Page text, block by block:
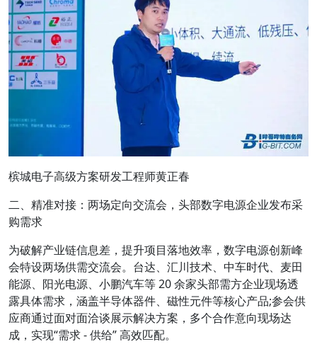
槟城电子高级方案研发工程师黄正春
二、精准对接：两场定向交流会，头部数字电源企业发布采
购需求
为破解产业链信息差，提升项目落地效率，数字电源创新峰
会特设两场供需交流会。台达、汇川技术、中车时代、麦田
能源、阳光电源、小鹏汽车等 20 余家头部需方企业现场透
露具体需求，涵盖半导体器件、磁性元件等核心产品;参会供
应商通过面对面洽谈展示解决方案，多个合作意向现场达
成，实现“需求 - 供给” 高效匹配。